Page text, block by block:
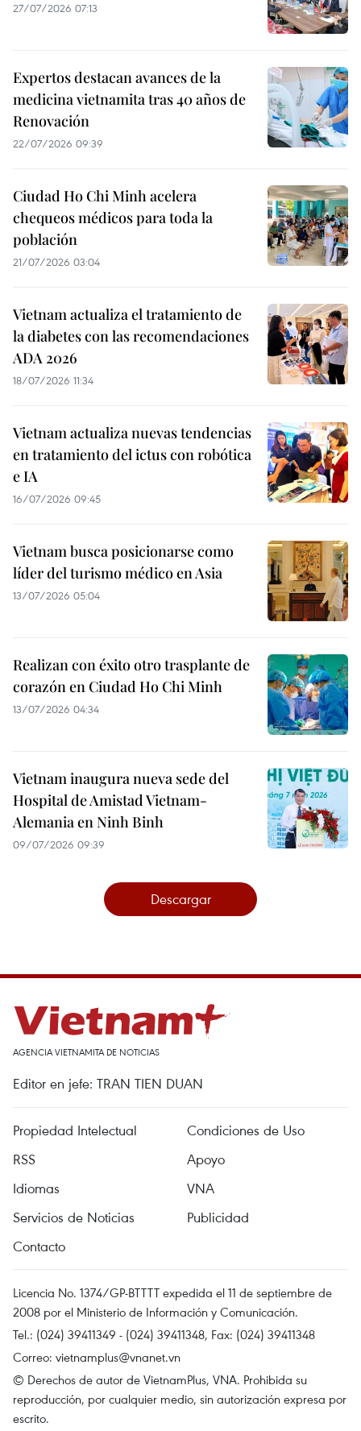
27/07/2026 07:13
Expertos destacan avances de la
medicina vietnamita tras 40 años de
Renovación
22/07/2026 09:39
Ciudad Ho Chi Minh acelera
chequeos médicos para toda la
población
21/07/2026 03:04
Vietnam actualiza el tratamiento de
la diabetes con las recomendaciones
ADA 2026
18/07/2026 11:34
Vietnam actualiza nuevas tendencias
en tratamiento del ictus con robótica
e IA
16/07/2026 09:45
Vietnam busca posicionarse como
líder del turismo médico en Asia
13/07/2026 05:04
Realizan con éxito otro trasplante de
corazón en Ciudad Ho Chi Minh
13/07/2026 04:34
Vietnam inaugura nueva sede del
Hospital de Amistad Vietnam-
Alemania en Ninh Binh
09/07/2026 09:39
Descargar
AGENCIA VIETNAMITA DE NOTICIAS
Editor en jefe: TRAN TIEN DUAN
Propiedad Intelectual
Condiciones de Uso
RSS
Apoyo
Idiomas
VNA
Servicios de Noticias
Publicidad
Contacto
Licencia No. 1374/GP-BTTTT expedida el 11 de septiembre de
2008 por el Ministerio de Información y Comunicación.
Tel.: (024) 39411349 - (024) 39411348, Fax: (024) 39411348
Correo: vietnamplus@vnanet.vn
© Derechos de autor de VietnamPlus, VNA. Prohibida su
reproducción, por cualquier medio, sin autorización expresa por
escrito.